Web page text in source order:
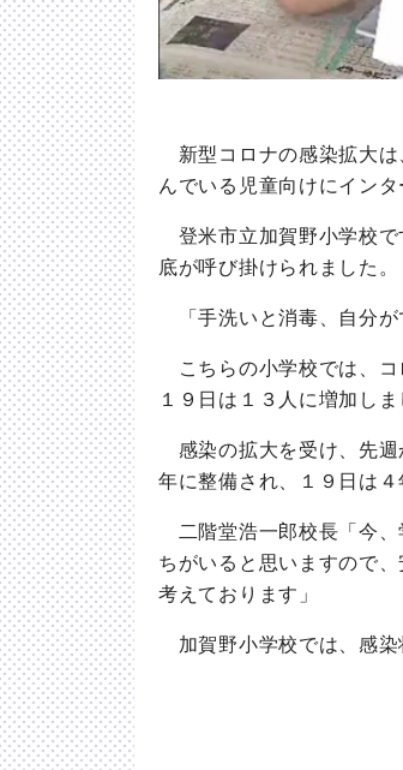
新型コロナの感染拡大は
んでいる児童向けにイン
登米市立加賀野小学校で
底が呼び掛けられました。
「手洗いと消毒、自分が
こちらの小学校では、コ
１９日は１３人に増加しま
感染の拡大を受け、先週
年に整備され、１９日は
二階堂浩一郎校長「今、
ちがいると思いますので
考えております」
加賀野小学校では、感染